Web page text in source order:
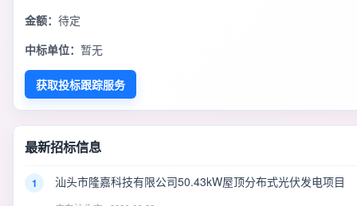
金额： 待定
中标单位： 暂无
获取投标跟踪服务
最新招标信息
1 汕头市隆嘉科技有限公司50.43kW屋顶分布式光伏发电项目